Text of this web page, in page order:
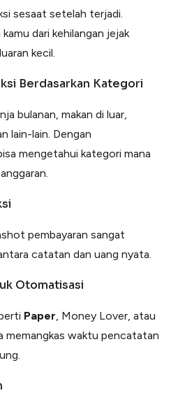
sesaat setelah terjadi.
dari kehilangan jejak
kecil.
Berdasarkan Kategori
bulanan, makan di luar,
lain-lain. Dengan
mengetahui kategori mana
pembayaran sangat
catatan dan uang nyata.
Otomatisasi
Paper, Money Lover, atau
waktu pencatatan